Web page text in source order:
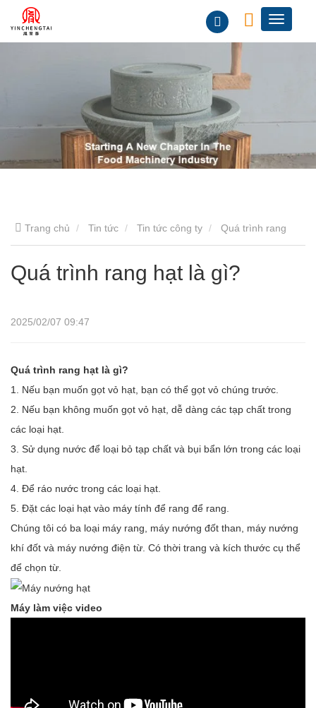
Trang chủ Tin tức Tin tức công ty
hạt là gì?
Quá trình rang hạt là gì?
2025/02/07 09:47
Quá trình rang hạt là gì?
1. Nếu bạn muốn gọt vỏ hạt, bạn có thể gọt vỏ chúng trước.
2. Nếu bạn không muốn gọt vỏ hạt, dễ dàng các tạp chất trong
các loại hạt.
3. Sử dụng nước để loại bỏ tạp chất và bụi bẩn lớn trong các loại
hạt.
4. Để ráo nước trong các loại hạt.
5. Đặt các loại hạt vào máy tính để rang để rang.
Chúng tôi có ba loại máy rang, máy nướng đốt than, máy nướng
khí đốt và máy nướng điện từ. Có thời trang và kích thước cụ thể
để chọn từ.
Máy làm việc video